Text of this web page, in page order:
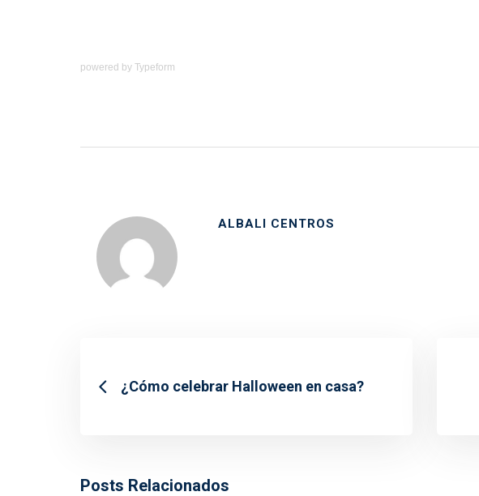
powered by Typeform
ALBALI CENTROS
¿Cómo celebrar Halloween en casa?
Posts Relacionados